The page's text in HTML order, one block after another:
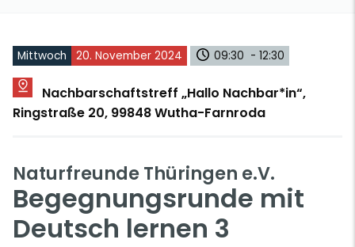
Mittwoch 20. November 2024 09:30 - 12:30
Nachbarschaftstreff „Hallo Nachbar*in“,
Ringstraße 20, 99848 Wutha-Farnroda
Naturfreunde Thüringen e.V.
Begegnungsrunde mit
Deutsch lernen 3